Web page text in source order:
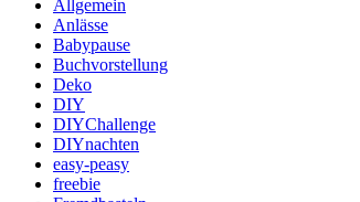
Allgemein
Anlässe
Babypause
Buchvorstellung
Deko
DIY
DIYChallenge
DIYnachten
easy-peasy
freebie